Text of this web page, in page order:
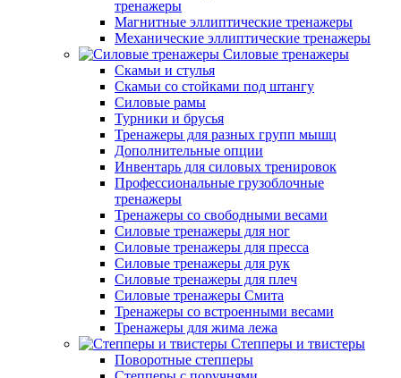
тренажеры
Магнитные эллиптические тренажеры
Механические эллиптические тренажеры
Силовые тренажеры
Скамьи и стулья
Скамьи со стойками под штангу
Силовые рамы
Турники и брусья
Тренажеры для разных групп мышц
Дополнительные опции
Инвентарь для силовых тренировок
Профессиональные грузоблочные
тренажеры
Тренажеры со свободными весами
Силовые тренажеры для ног
Силовые тренажеры для пресса
Силовые тренажеры для рук
Силовые тренажеры для плеч
Силовые тренажеры Смита
Тренажеры со встроенными весами
Тренажеры для жима лежа
Степперы и твистеры
Поворотные степперы